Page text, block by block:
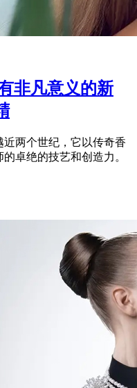
非凡意义的新
两个世纪，它以传奇香
卓绝的技艺和创造力。